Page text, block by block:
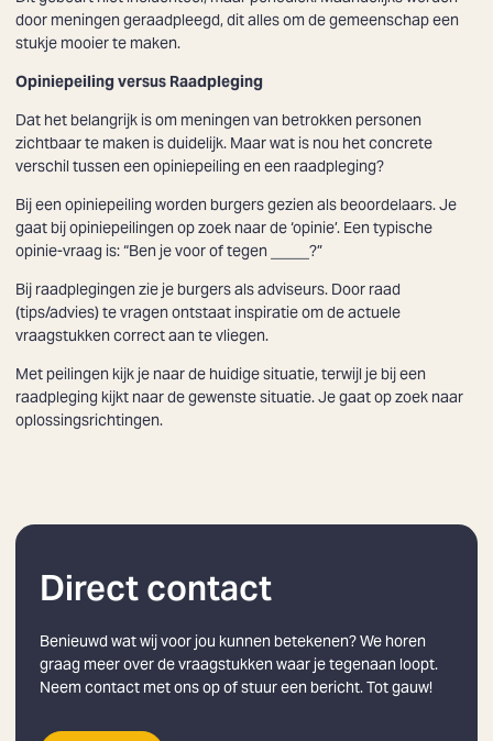
door meningen geraadpleegd, dit alles om de gemeenschap een
stukje mooier te maken.
Opiniepeiling versus Raadpleging
Dat het belangrijk is om meningen van betrokken personen
zichtbaar te maken is duidelijk. Maar wat is nou het concrete
verschil tussen een opiniepeiling en een raadpleging?
Bij een opiniepeiling worden burgers gezien als beoordelaars. Je
gaat bij opiniepeilingen op zoek naar de ‘opinie’. Een typische
opinie-vraag is: “Ben je voor of tegen _____?”
Bij raadplegingen zie je burgers als adviseurs. Door raad
(tips/advies) te vragen ontstaat inspiratie om de actuele
vraagstukken correct aan te vliegen.
Met peilingen kijk je naar de huidige situatie, terwijl je bij een
raadpleging kijkt naar de gewenste situatie. Je gaat op zoek naar
oplossingsrichtingen.
Direct contact
Benieuwd wat wij voor jou kunnen betekenen? We horen
graag meer over de vraagstukken waar je tegenaan loopt.
Neem contact met ons op of stuur een bericht. Tot gauw!
Zoeken